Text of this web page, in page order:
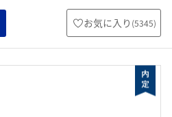
お気に入り (5345)